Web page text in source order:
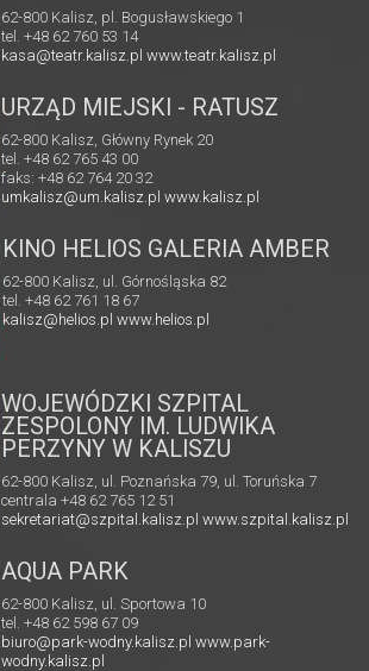
62-800 Kalisz, pl. Bogusławskiego 1
tel. +48 62 760 53 14
kasa@teatr.kalisz.pl www.teatr.kalisz.pl
URZĄD MIEJSKI - RATUSZ
62-800 Kalisz, Główny Rynek 20
tel. +48 62 765 43 00
faks: +48 62 764 20 32
umkalisz@um.kalisz.plwww.kalisz.pl
KINO HELIOS GALERIA AMBER
62-800 Kalisz, ul. Górnośląska 82
tel. +48 62 761 18 67
kalisz@helios.pl www.helios.pl
WOJEWÓDZKI SZPITAL
ZESPOLONY IM. LUDWIKA
PERZYNY W KALISZU
62-800 Kalisz, ul. Poznańska 79, ul. Toruńska 7
centrala +48 62 765 12 51
sekretariat@szpital.kalisz.pl www.szpital.kalisz.pl
AQUA PARK
62-800 Kalisz, ul. Sportowa 10
tel. +48 62 598 67 09
biuro@park-wodny.kalisz.pl www.park-
wodny.kalisz.pl